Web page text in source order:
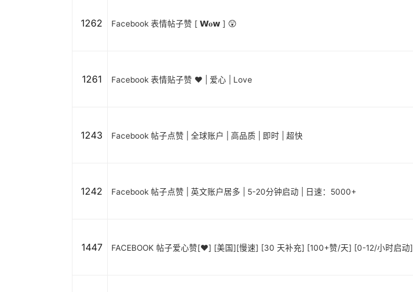
1262 Facebook 表情帖子赞 [ 𝗪𝐨𝘄 ] 😲
1261 Facebook 表情贴子赞 ❤️ | 爱心 | Love
1243 Facebook 帖子点赞 | 全球账户 | 高品质 | 即时 | 超快
1242 Facebook 帖子点赞 | 英文账户居多 | 5-20分钟启动 | 日速：5000+
1447 FACEBOOK 帖子爱心赞[❤️] [美国][慢速] [30 天补充] [100+赞/天] [0-12/小时启动]